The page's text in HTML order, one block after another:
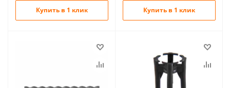
Купить в 1 клик Купить в 1 клик